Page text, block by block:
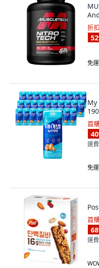
折
52
免運
My
首
40
運
免運
首
68
運